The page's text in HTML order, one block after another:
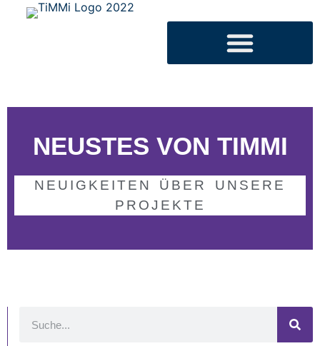
NEUSTES VON TIMMI
NEUIGKEITEN ÜBER UNSERE
PROJEKTE